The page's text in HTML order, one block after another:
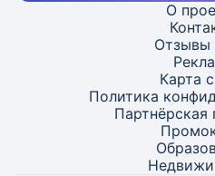
О
Отзывы
Карта
Политика
Партнёрская